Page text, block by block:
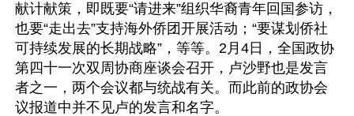
献计献策，即既要“请进来”组织华裔青年回国参访，
也要“走出去”支持海外侨团开展活动；“要谋划侨社
可持续发展的长期战略”，等等。2月4日，全国政协
第四十一次双周协商座谈会召开，卢沙野也是发言
者之一，两个会议都与统战有关。而此前的政协会
议报道中并不见卢的发言和名字。